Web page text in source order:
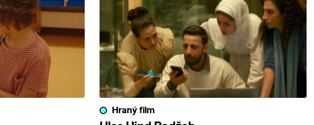
Hraný film